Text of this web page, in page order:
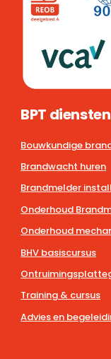
BPT diensten
Bouwkundige
Brandwacht huren
Brandmelder
Onderhoud
Onderhoud
BHV basiscursus
Training & cursus
Advies en